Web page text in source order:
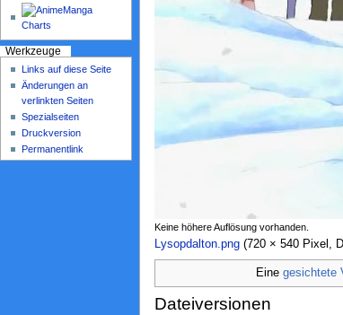
Keine höhere Auflösung vorhanden.
Lysopdalton.png (720 × 540 Pixel,
Einegesichtete
Dateiversionen
Werkzeuge
Links auf diese Seite
Änderungen an
verlinkten Seiten
Spezialseiten
Druckversion
Permanentlink